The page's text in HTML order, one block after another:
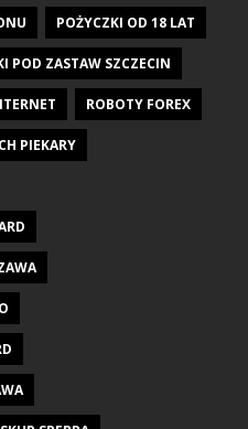
POŻYCZKI OD 18 LAT
POD ZASTAW SZCZECIN
ROBOTY FOREX
PIEKARY